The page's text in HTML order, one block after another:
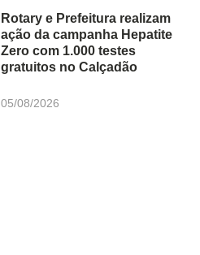
Rotary e Prefeitura realizam
ação da campanha Hepatite
Zero com 1.000 testes
gratuitos no Calçadão
05/08/2026